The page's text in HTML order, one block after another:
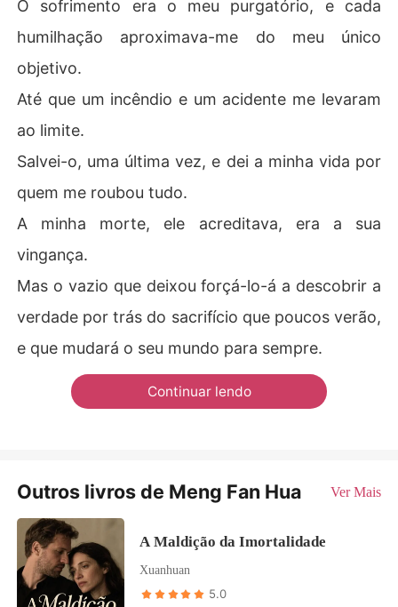
O sofrimento era o meu purgatório, e cada
humilhação aproximava-me do meu único
objetivo.
Até que um incêndio e um acidente me levaram
ao limite.
Salvei-o, uma última vez, e dei a minha vida por
quem me roubou tudo.
A minha morte, ele acreditava, era a sua
vingança.
Mas o vazio que deixou forçá-lo-á a descobrir a
verdade por trás do sacrifício que poucos verão,
e que mudará o seu mundo para sempre.
Continuar lendo
Outros livros de Meng Fan Hua Ver Mais
A Maldição da Imortalidade
Xuanhuan
5.0